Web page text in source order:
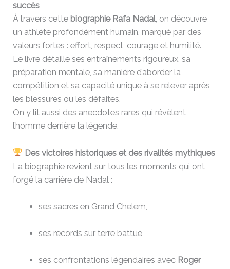
succès
À travers cette biographie Rafa Nadal, on découvre
un athlète profondément humain, marqué par des
valeurs fortes : effort, respect, courage et humilité.
Le livre détaille ses entraînements rigoureux, sa
préparation mentale, sa manière d’aborder la
compétition et sa capacité unique à se relever après
les blessures ou les défaites.
On y lit aussi des anecdotes rares qui révèlent
l’homme derrière la légende.
Des victoires historiques et des rivalités mythiques
La biographie revient sur tous les moments qui ont
forgé la carrière de Nadal :
ses sacres en Grand Chelem,
ses records sur terre battue,
ses confrontations légendaires avec Roger